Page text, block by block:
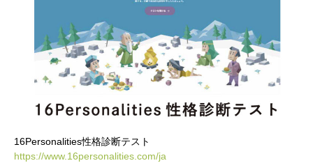
16Personalities性格診断テスト
https://www.16personalities.com/ja